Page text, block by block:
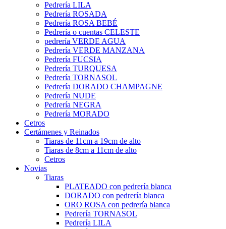
Pedrería LILA
Pedrería ROSADA
Pedrería ROSA BEBÉ
Pedrería o cuentas CELESTE
pedrería VERDE AGUA
Pedrería VERDE MANZANA
Pedrería FUCSIA
Pedrería TURQUESA
Pedrería TORNASOL
Pedrería DORADO CHAMPAGNE
Pedrería NUDE
Pedrería NEGRA
Pedrería MORADO
Cetros
Certámenes y Reinados
Tiaras de 11cm a 19cm de alto
Tiaras de 8cm a 11cm de alto
Cetros
Novias
Tiaras
PLATEADO con pedrería blanca
DORADO con pedrería blanca
ORO ROSA con pedrería blanca
Pedrería TORNASOL
Pedrería LILA